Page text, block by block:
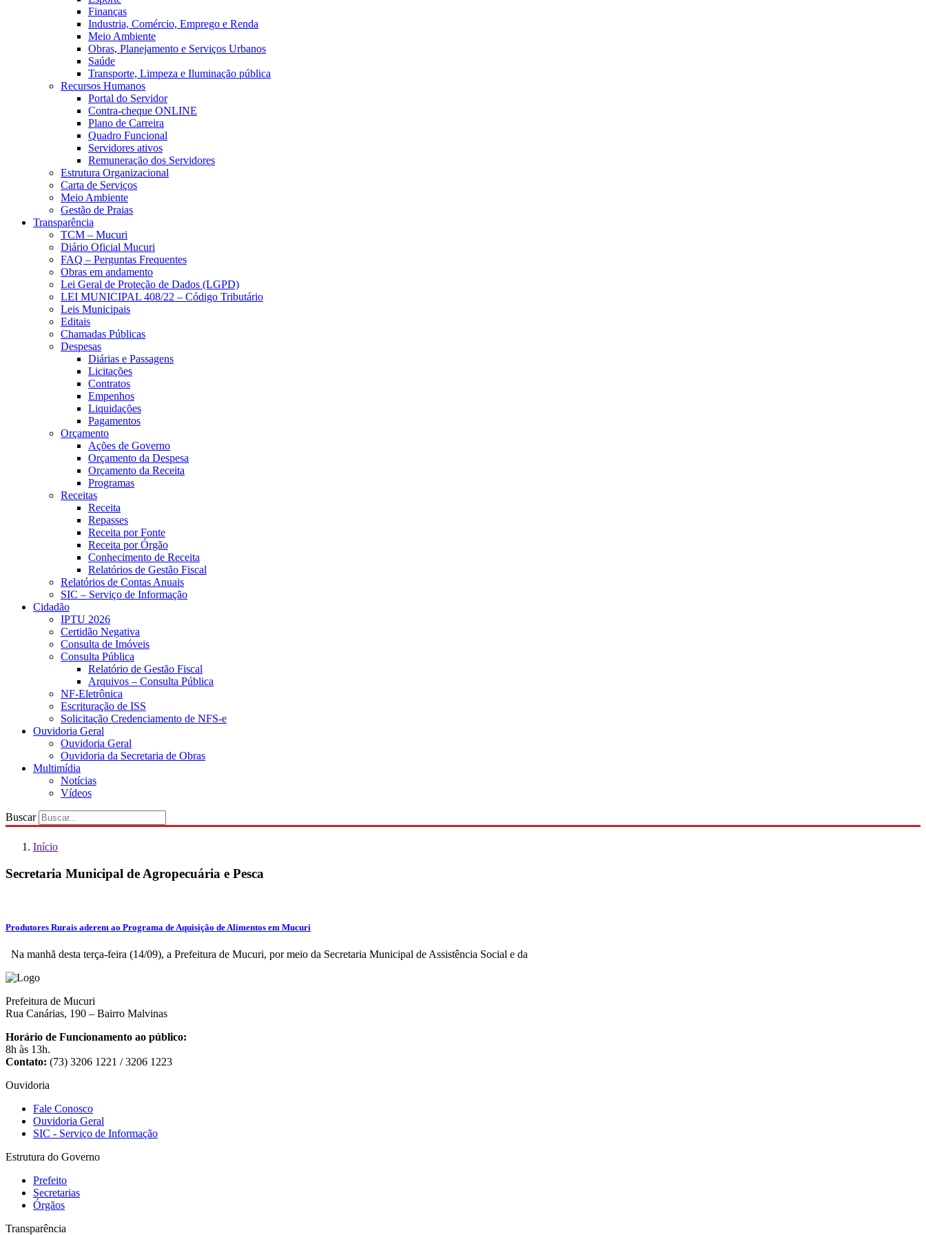
Finanças
Industria, Comércio, Emprego e Renda
Meio Ambiente
Obras, Planejamento e Serviços Urbanos
Saúde
Transporte, Limpeza e Iluminação pública
Recursos Humanos
Portal do Servidor
Contra-cheque ONLINE
Plano de Carreira
Quadro Funcional
Servidores ativos
Remuneração dos Servidores
Estrutura Organizacional
Carta de Serviços
Meio Ambiente
Gestão de Praias
Transparência
TCM – Mucuri
Diário Oficial Mucuri
FAQ – Perguntas Frequentes
Obras em andamento
Lei Geral de Proteção de Dados (LGPD)
LEI MUNICIPAL 408/22 – Código Tributário
Leis Municipais
Editais
Chamadas Públicas
Despesas
Diárias e Passagens
Licitações
Contratos
Empenhos
Liquidações
Pagamentos
Orçamento
Ações de Governo
Orçamento da Despesa
Orçamento da Receita
Programas
Receitas
Receita
Repasses
Receita por Fonte
Receita por Órgão
Conhecimento de Receita
Relatórios de Gestão Fiscal
Relatórios de Contas Anuais
SIC – Serviço de Informação
Cidadão
IPTU 2026
Certidão Negativa
Consulta de Imóveis
Consulta Pública
Relatório de Gestão Fiscal
Arquivos – Consulta Pública
NF-Eletrônica
Escrituração de ISS
Solicitação Credenciamento de NFS-e
Ouvidoria Geral
Ouvidoria Geral
Ouvidoria da Secretaria de Obras
Multimídia
Notícias
Vídeos
Buscar
Início
Secretaria Municipal de Agropecuária e Pesca
Produtores Rurais aderem ao Programa de Aquisição de Alimentos em Mucuri
Na manhã desta terça-feira (14/09), a Prefeitura de Mucuri, por meio da Secretaria Municipal de Assistência Social e da
Prefeitura de Mucuri
Rua Canárias, 190 – Bairro Malvinas
Horário de Funcionamento ao público:
8h às 13h.
Contato: (73) 3206 1221 / 3206 1223
Ouvidoria
Fale Conosco
Ouvidoria Geral
SIC - Serviço de Informação
Estrutura do Governo
Prefeito
Secretarias
Órgãos
Transparência